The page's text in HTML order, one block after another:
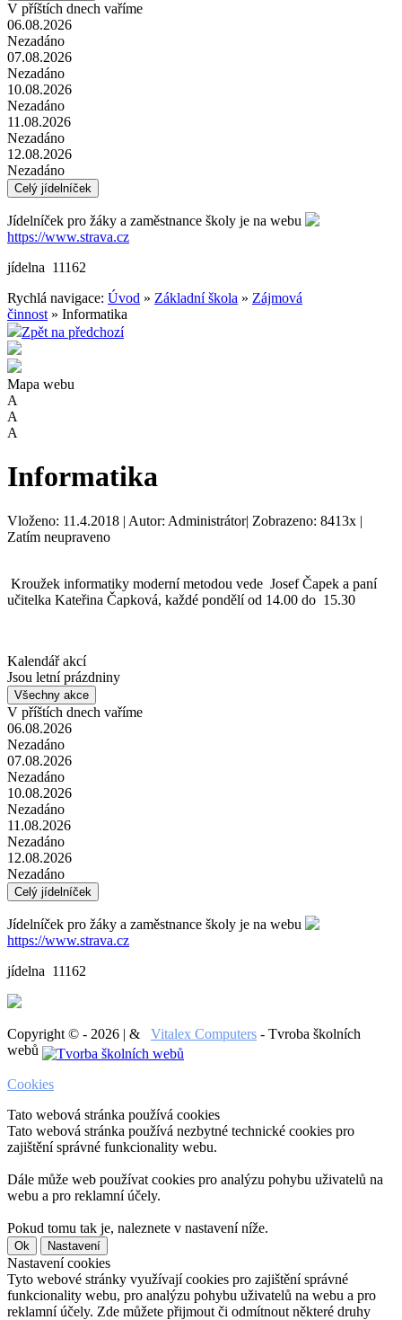
V příštích dnech vaříme
06.08.2026
Nezadáno
07.08.2026
Nezadáno
10.08.2026
Nezadáno
11.08.2026
Nezadáno
12.08.2026
Nezadáno
Celý jídelníček
Jídelníček pro žáky a zaměstnance školy je na webu
https://www.strava.cz
jídelna 11162
Rychlá navigace: Úvod » Základní škola » Zájmová
činnost » Informatika
Zpět na předchozí
Mapa webu
A
A
A
Informatika
Vloženo: 11.4.2018 | Autor: Administrátor| Zobrazeno: 8413x |
Zatím neupraveno
Kroužek informatiky moderní metodou vede Josef Čapek a paní
učitelka Kateřina Čapková, každé pondělí od 14.00 do 15.30
Kalendář akcí
Jsou letní prázdniny
Všechny akce
V příštích dnech vaříme
06.08.2026
Nezadáno
07.08.2026
Nezadáno
10.08.2026
Nezadáno
11.08.2026
Nezadáno
12.08.2026
Nezadáno
Celý jídelníček
Jídelníček pro žáky a zaměstnance školy je na webu
https://www.strava.cz
jídelna 11162
Copyright © - 2026 | & Vitalex Computers - Tvroba školních
webů
Cookies
Tato webová stránka používá cookies
Tato webová stránka používá nezbytné technické cookies pro
zajištění správné funkcionality webu.
Dále může web používat cookies pro analýzu pohybu uživatelů na
webu a pro reklamní účely.
Pokud tomu tak je, naleznete v nastavení níže.
Ok Nastavení
Nastavení cookies
Tyto webové stránky využívají cookies pro zajištění správné
funkcionality webu, pro analýzu pohybu uživatelů na webu a pro
reklamní účely. Zde můžete přijmout či odmítnout některé druhy